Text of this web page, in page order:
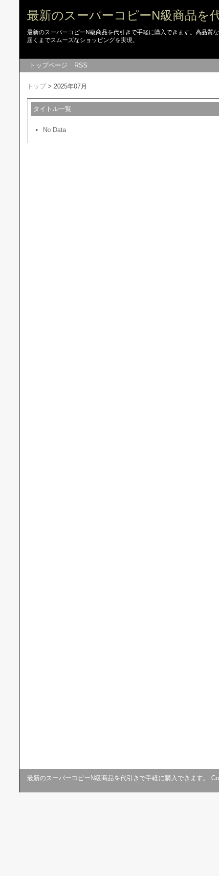
最新のスーパーコピーN級商品を
最新のスーパーコピーN級商品を代引きで手軽に購入できます。高品質
届くまでスムーズなショッピングを実現。
トップページ RSS
トップ> 2025年07月
タイトル一覧
No Data
最新のスーパーコピーN級商品を代引きで手軽に購入できます。